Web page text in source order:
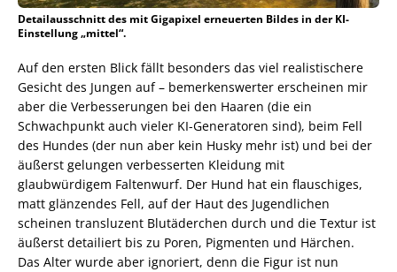
Detailausschnitt des mit Gigapixel erneuerten Bildes in der KI-
Einstellung „mittel“.
Auf den ersten Blick fällt besonders das viel realistischere
Gesicht des Jungen auf – bemerkenswerter erscheinen mir
aber die Verbesserungen bei den Haaren (die ein
Schwachpunkt auch vieler KI-Generatoren sind), beim Fell
des Hundes (der nun aber kein Husky mehr ist) und bei der
äußerst gelungen verbesserten Kleidung mit
glaubwürdigem Faltenwurf. Der Hund hat ein flauschiges,
matt glänzendes Fell, auf der Haut des Jugendlichen
scheinen transluzent Blutäderchen durch und die Textur ist
äußerst detailiert bis zu Poren, Pigmenten und Härchen.
Das Alter wurde aber ignoriert, denn die Figur ist nun